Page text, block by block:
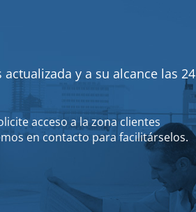
y a su alcance las 24
acceso a la zona clientes
en contacto para facilitárselos.